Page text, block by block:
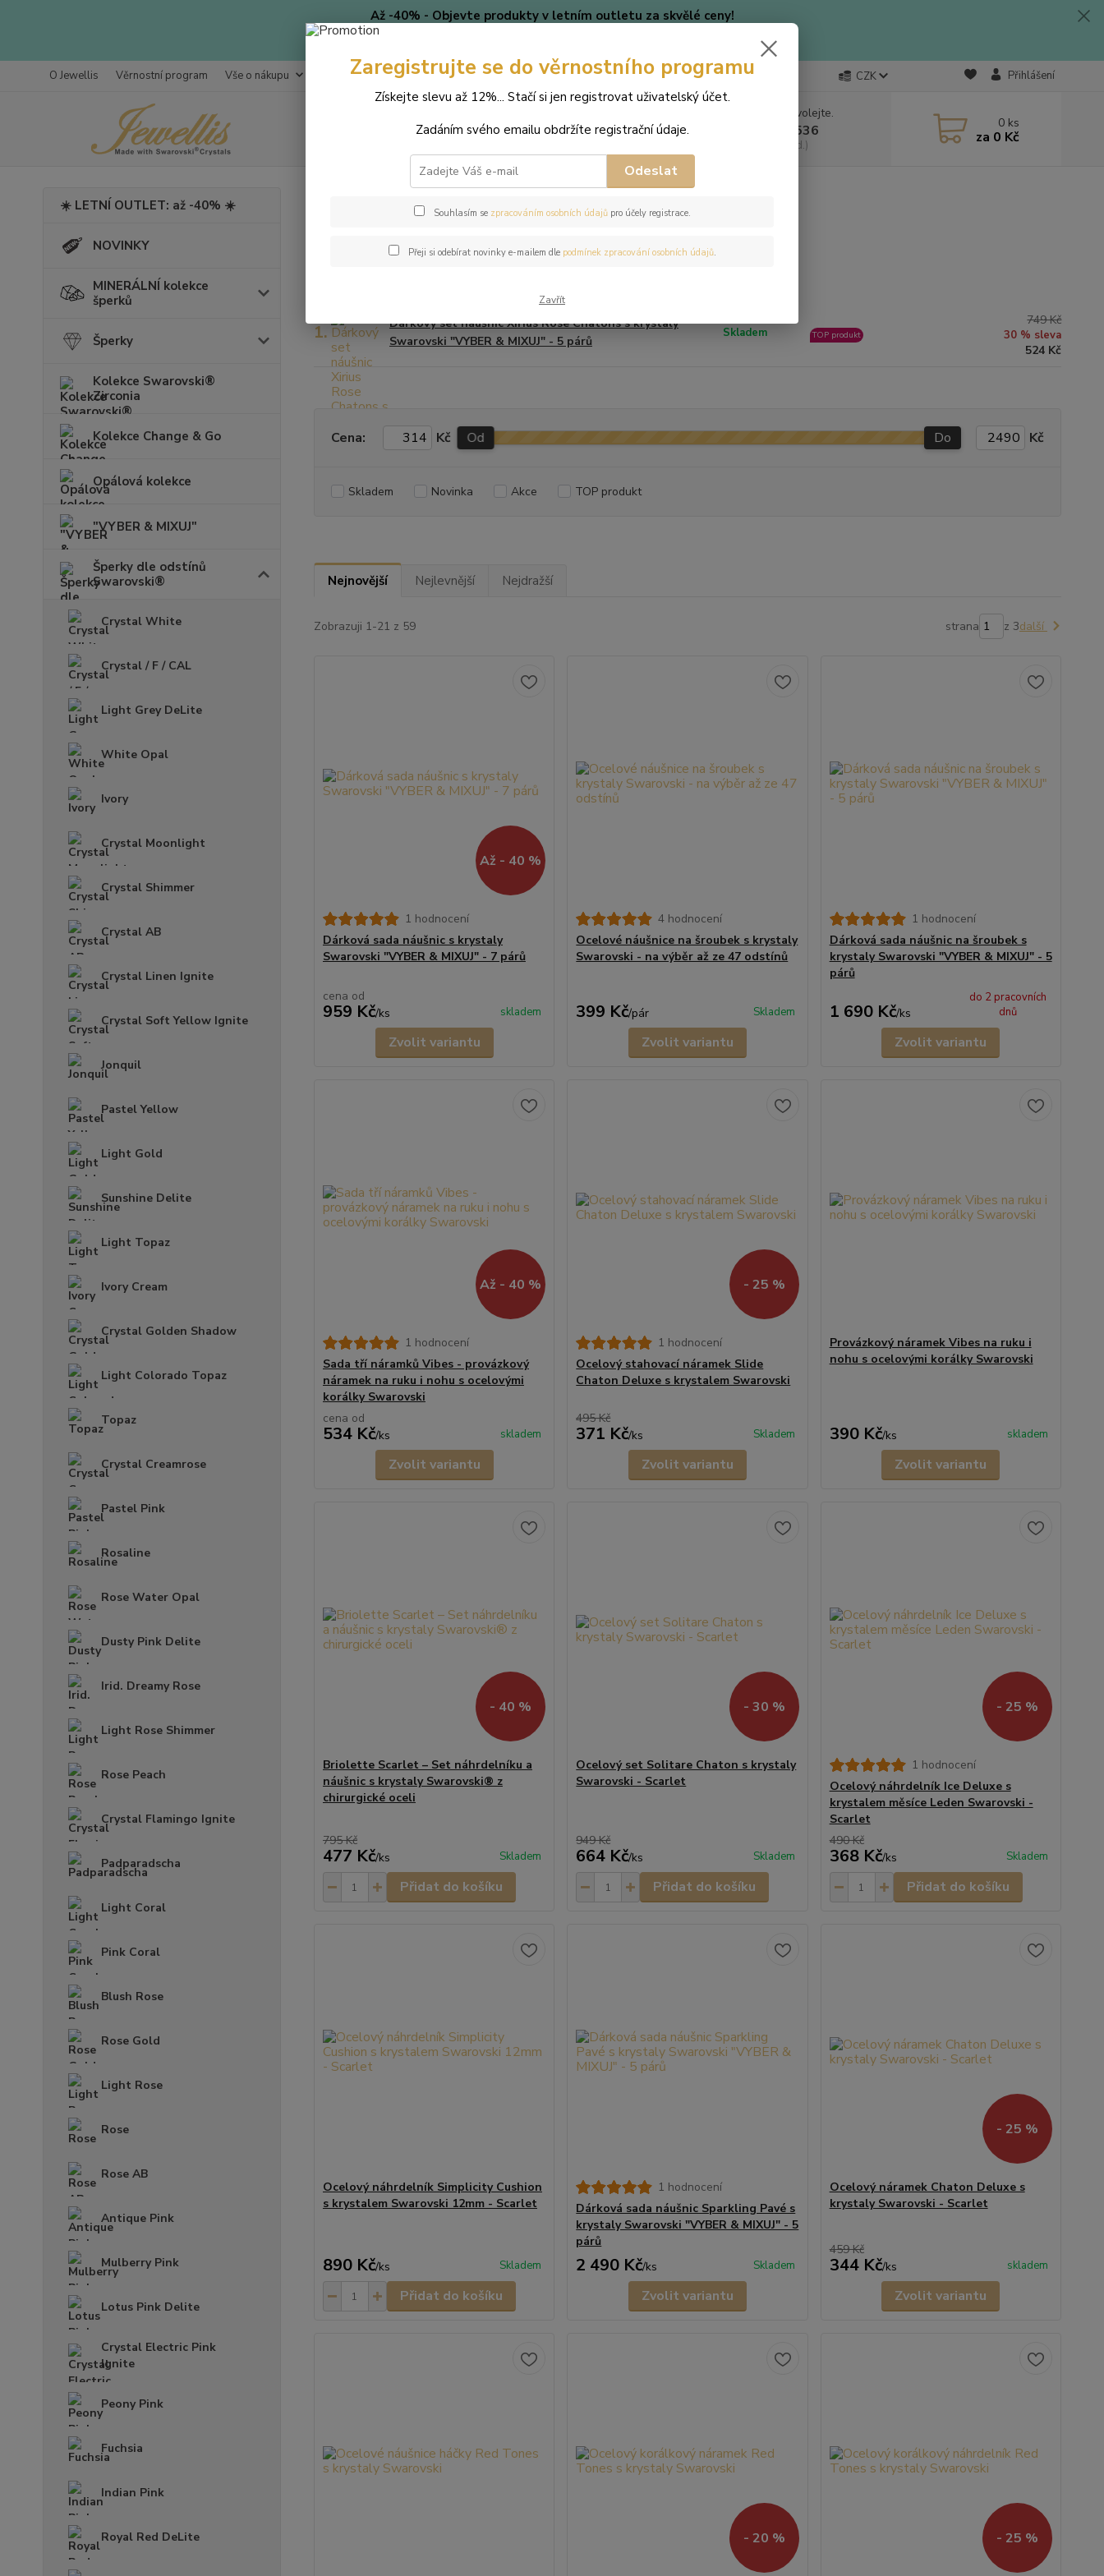
Až -40% - Objevte produkty v letním outletu za skvělé ceny!
O Jewellis Věrnostní program Vše o nákupu Kontakty 🎄 VÁNOCE Blog CZK Přihlášení
Hledat
Nevíte si rady? Zavolejte.
+420 703 333 536
(Po-Pá, 9-15:30 hod.)
0 ks
za 0 Kč
☀️ LETNÍ OUTLET: až -40% ☀️
NOVINKY
MINERÁLNÍ kolekce
šperků
Šperky
Kolekce Swarovski®
Zirconia
Kolekce Change & Go
Opálová kolekce
"VYBER & MIXUJ"
Šperky dle odstínů
Swarovski®
Crystal White
Crystal / F / CAL
Light Grey DeLite
White Opal
Ivory
Crystal Moonlight
Crystal Shimmer
Crystal AB
Crystal Linen Ignite
Crystal Soft Yellow Ignite
Jonquil
Pastel Yellow
Light Gold
Sunshine Delite
Light Topaz
Ivory Cream
Crystal Golden Shadow
Light Colorado Topaz
Topaz
Crystal Creamrose
Pastel Pink
Rosaline
Rose Water Opal
Dusty Pink Delite
Irid. Dreamy Rose
Light Rose Shimmer
Rose Peach
Crystal Flamingo Ignite
Padparadscha
Light Coral
Pink Coral
Blush Rose
Rose Gold
Light Rose
Rose
Rose AB
Antique Pink
Mulberry Pink
Lotus Pink Delite
Crystal Electric Pink
Ignite
Peony Pink
Fuchsia
Indian Pink
Royal Red DeLite
Scarlet
1.
Dárkový set náušnic Xirius Rose Chatons s krystaly
Swarovski "VYBER & MIXUJ" - 5 párů
Skladem TOP produkt
749 Kč
30 % sleva
524 Kč
Cena: Kč Od Do Kč
Skladem Novinka Akce TOP produkt
Nejnovější Nejlevnější Nejdražší
Zobrazuji 1-21 z 59 strana z 3další
Až - 40 %
1 hodnocení
Dárková sada náušnic s krystaly
Swarovski "VYBER & MIXUJ" - 7 párů
cena od
959 Kč/ks skladem
Zvolit variantu
4 hodnocení
Ocelové náušnice na šroubek s krystaly
Swarovski - na výběr až ze 47 odstínů
399 Kč/pár Skladem
Zvolit variantu
1 hodnocení
Dárková sada náušnic na šroubek s
krystaly Swarovski "VYBER & MIXUJ" - 5
párů
1 690 Kč/ks
do 2 pracovních
dnů
Zvolit variantu
Až - 40 %
1 hodnocení
Sada tří náramků Vibes - provázkový
náramek na ruku i nohu s ocelovými
korálky Swarovski
cena od
534 Kč/ks skladem
Zvolit variantu
- 25 %
1 hodnocení
Ocelový stahovací náramek Slide
Chaton Deluxe s krystalem Swarovski
495 Kč
371 Kč/ks Skladem
Zvolit variantu
Provázkový náramek Vibes na ruku i
nohu s ocelovými korálky Swarovski
390 Kč/ks skladem
Zvolit variantu
- 40 %
Briolette Scarlet – Set náhrdelníku a
náušnic s krystaly Swarovski® z
chirurgické oceli
795 Kč
477 Kč/ks Skladem
Přidat do košíku
- 30 %
Ocelový set Solitare Chaton s krystaly
Swarovski - Scarlet
949 Kč
664 Kč/ks Skladem
Přidat do košíku
- 25 %
1 hodnocení
Ocelový náhrdelník Ice Deluxe s
krystalem měsíce Leden Swarovski -
Scarlet
490 Kč
368 Kč/ks Skladem
Přidat do košíku
Ocelový náhrdelník Simplicity Cushion
s krystalem Swarovski 12mm - Scarlet
890 Kč/ks Skladem
Přidat do košíku
1 hodnocení
Dárková sada náušnic Sparkling Pavé s
krystaly Swarovski "VYBER & MIXUJ" - 5
párů
2 490 Kč/ks Skladem
Zvolit variantu
- 25 %
Ocelový náramek Chaton Deluxe s
krystaly Swarovski - Scarlet
459 Kč
344 Kč/ks skladem
Zvolit variantu
- 20 % - 25 %
Zaregistrujte se do věrnostního programu
Získejte slevu až 12%... Stačí si jen registrovat uživatelský účet.
Zadáním svého emailu obdržíte registrační údaje.
Odeslat
Souhlasím se zpracováním osobních údajůpro účely registrace.
Přeji si odebírat novinky e-mailem dle podmínek zpracování osobních údajů.
Zavřít